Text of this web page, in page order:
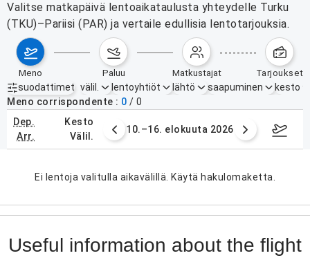
Valitse matkapäivä lentoaikataulusta yhteydelle Turku
(TKU)–Pariisi (PAR) ja vertaile edullisia lentotarjouksia.
meno paluu matkustajat tarjoukset
suodattimet
Aktiiviset suodattimet ei mitään
välil. lentoyhtiöt lähtö saapuminen
kesto
Meno corrispondente
0 / 0
dep.
arr.
kesto
välil.
elokuuta 2026 10.–16. elokuuta 2026
Ei lentoja valitulla aikavälillä. Käytä hakulomaketta.
Useful information about the flight